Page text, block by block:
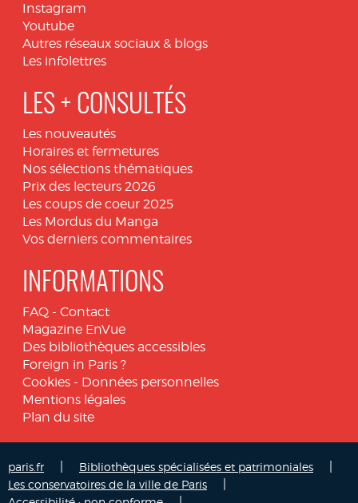
Instagram
Youtube
Autres réseaux sociaux & blogs
Les infolettres
LES + CONSULTÉS
Les nouveautés
Horaires et fermetures
Nos sélections thématiques
Prix des lecteurs 2026
Les coups de coeur 2025
Les Mordus du Manga
Vos derniers commentaires
INFORMATIONS
FAQ - Contact
Magazine EnVue
Des bibliothèques accessibles
Foreign in Paris ?
Cookies - Données personnelles
Mentions légales
Plan du site
paris.fr Bibliothèques spécialisées et patrimoniales
Les conservatoires de la ville de Paris